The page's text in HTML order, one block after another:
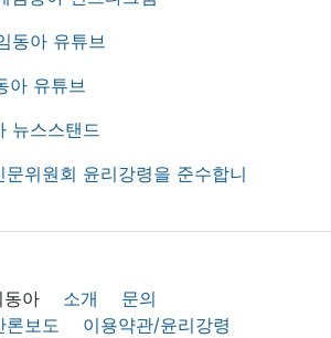
아 소개
문의
론보도
이용약관/윤리강령